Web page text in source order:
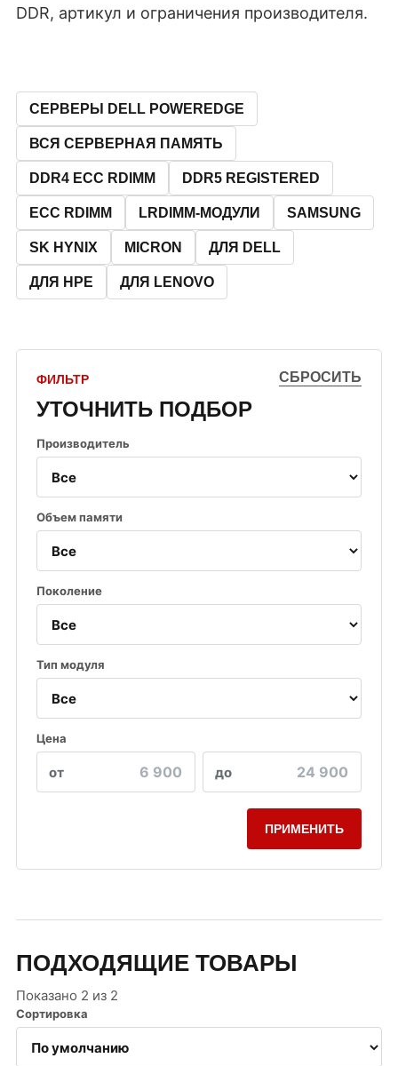
DDR, артикул и ограничения производителя.
СЕРВЕРЫ DELL POWEREDGE
ВСЯ СЕРВЕРНАЯ ПАМЯТЬ
DDR4 ECC RDIMM DDR5 REGISTERED
ECC RDIMM LRDIMM-МОДУЛИ SAMSUNG
SK HYNIX MICRON ДЛЯ DELL
ДЛЯ HPE ДЛЯ LENOVO
ФИЛЬТР
УТОЧНИТЬ ПОДБОР
СБРОСИТЬ
Производитель
Объем памяти
Поколение
Тип модуля
Цена
от до
ПРИМЕНИТЬ
ПОДХОДЯЩИЕ ТОВАРЫ
Показано 2 из 2
Сортировка